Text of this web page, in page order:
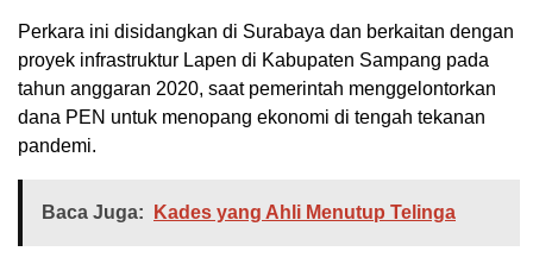
Perkara ini disidangkan di Surabaya dan berkaitan dengan
proyek infrastruktur Lapen di Kabupaten Sampang pada
tahun anggaran 2020, saat pemerintah menggelontorkan
dana PEN untuk menopang ekonomi di tengah tekanan
pandemi.
Baca Juga: Kades yang Ahli Menutup Telinga